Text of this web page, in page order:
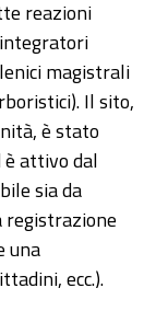
reazioni
magistrali
Il sito,
è stato
è attivo dal
sia da
registrazione
una
ecc.).